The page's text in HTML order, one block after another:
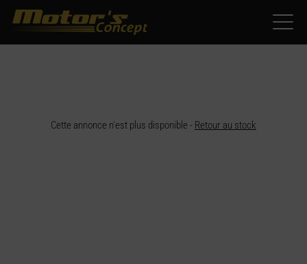
Cette annonce n'est plus disponible - Retour au stock